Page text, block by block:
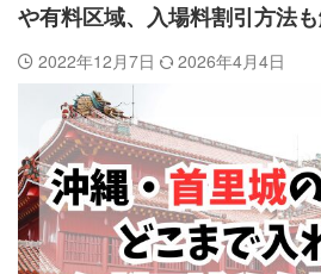
や有料区域、入場料割引方法も
2022年12月7日 2026年4月4日